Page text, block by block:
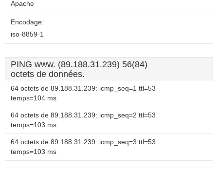
Apache
Encodage:
iso-8859-1
PING www. (89.188.31.239) 56(84)
octets de données.
64 octets de 89.188.31.239: icmp_seq=1 ttl=53
temps=104 ms
64 octets de 89.188.31.239: icmp_seq=2 ttl=53
temps=103 ms
64 octets de 89.188.31.239: icmp_seq=3 ttl=53
temps=103 ms